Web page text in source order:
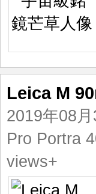
Leica M
2019年08月
Pro Portra
views+